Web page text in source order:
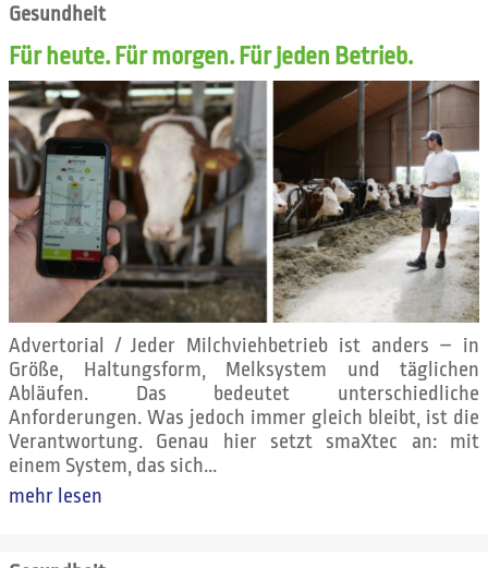
Für heute. Für morgen. Für jeden Betrieb.
Gesundheit
Advertorial / Jeder Milchviehbetrieb ist anders – in
Größe, Haltungsform, Melksystem und täglichen
Abläufen. Das bedeutet unterschiedliche
Anforderungen. Was jedoch immer gleich bleibt, ist die
Verantwortung. Genau hier setzt smaXtec an: mit
einem System, das sich...
mehr lesen